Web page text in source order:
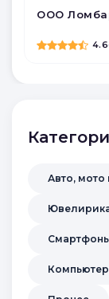
ООО
4.6
Авто, мото